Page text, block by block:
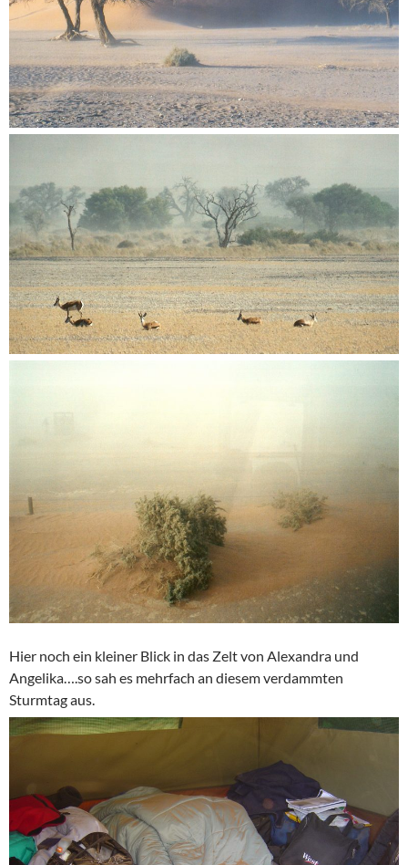
Hier noch ein kleiner Blick in das Zelt von Alexandra und
Angelika….so sah es mehrfach an diesem verdammten
Sturmtag aus.